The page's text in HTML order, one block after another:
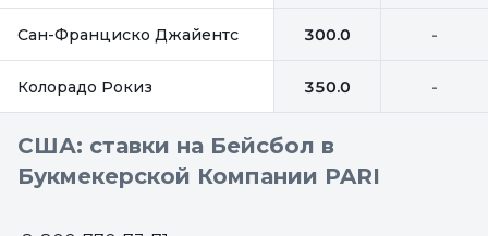
Сан-Франциско Джайентс 300.0 -
Колорадо Рокиз 350.0 -
США: ставки на Бейсбол в
Букмекерской Компании PARI